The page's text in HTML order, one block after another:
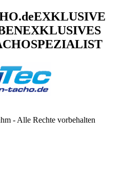
EXKLUSIVE
EXKLUSIVES
- Alle Rechte vorbehalten